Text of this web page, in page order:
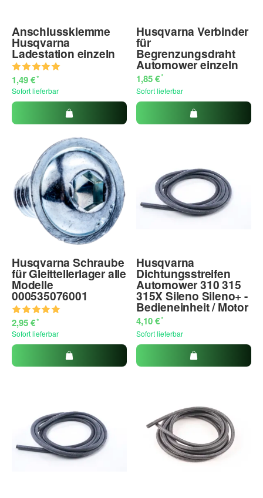
Anschlussklemme
Husqvarna
Ladestation einzeln
1,49 €*
Sofort lieferbar
Husqvarna Verbinder
für
Begrenzungsdraht
Automower einzeln
1,85 €*
Sofort lieferbar
Husqvarna Schraube
für Gleittellerlager alle
Modelle
000535076001
2,95 €*
Sofort lieferbar
Husqvarna
Dichtungsstreifen
Automower 310 315
315X Sileno Sileno+ -
Bedieneinheit / Motor
4,10 €*
Sofort lieferbar